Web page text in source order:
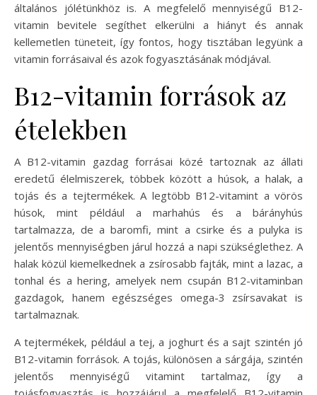
általános jólétünkhöz is. A megfelelő mennyiségű B12-
vitamin bevitele segíthet elkerülni a hiányt és annak
kellemetlen tüneteit, így fontos, hogy tisztában legyünk a
vitamin forrásaival és azok fogyasztásának módjával.
B12-vitamin források az
ételekben
A B12-vitamin gazdag forrásai közé tartoznak az állati
eredetű élelmiszerek, többek között a húsok, a halak, a
tojás és a tejtermékek. A legtöbb B12-vitamint a vörös
húsok, mint például a marhahús és a bárányhús
tartalmazza, de a baromfi, mint a csirke és a pulyka is
jelentős mennyiségben járul hozzá a napi szükséglethez. A
halak közül kiemelkednek a zsírosabb fajták, mint a lazac, a
tonhal és a hering, amelyek nem csupán B12-vitaminban
gazdagok, hanem egészséges omega-3 zsírsavakat is
tartalmaznak.
A tejtermékek, például a tej, a joghurt és a sajt szintén jó
B12-vitamin források. A tojás, különösen a sárgája, szintén
jelentős mennyiségű vitamint tartalmaz, így a